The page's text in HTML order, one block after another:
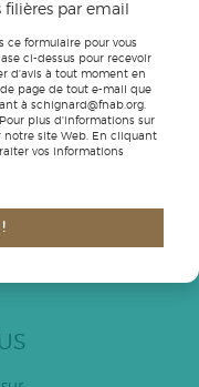
FILIÈRES
filières
par email
ce formulaire pour vous
ci-dessus pour recevoir
d'avis à tout moment en
page de tout e-mail que
à schignard@fnab.org.
plus d'informations sur
notre site Web. En cliquant
vos informations